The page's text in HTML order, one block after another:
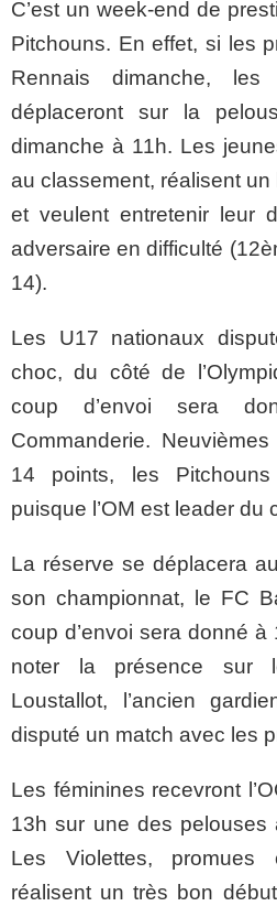
C’est un week-end de
Pitchouns. En effet, si les
Rennais dimanche,
déplaceront sur la
dimanche à 11h. Les
au classement, réalisent
et veulent entretenir leur
adversaire en difficulté
14).
Les U17 nationaux
choc, du côté de
coup d’envoi sera
Commanderie.
14 points, les
puisque l’OM est leader du
La réserve se déplacera
son championnat, le FC
coup d’envoi sera donné
noter la présence sur
Loustallot, l’ancien
disputé un match avec les
Les féminines recevront
13h sur une des pelouses
Les Violettes, promues
réalisent un très bon